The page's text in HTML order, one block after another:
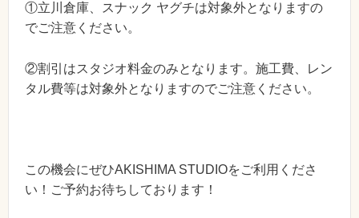
①立川倉庫、スナック ヤグチは対象外となりますの
でご注意ください。
②割引はスタジオ料金のみとなります。施工費、レン
タル費等は対象外となりますのでご注意ください。
この機会にぜひAKISHIMA STUDIOをご利用くださ
い！ご予約お待ちしております！